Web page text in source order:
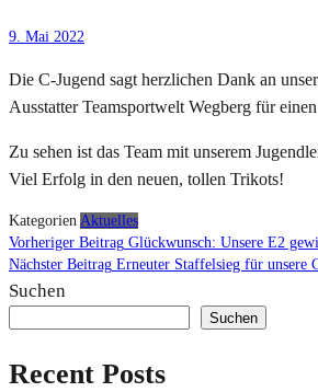
9. Mai 2022
Die C-Jugend sagt herzlichen Dank an
Ausstatter Teamsportwelt Wegberg für
Zu sehen ist das Team mit unserem
Viel Erfolg in den neuen, tollen Trikots!
Kategorien Aktuelles
Beitragsnavigation
Vorheriger Beitrag Glückwunsch: Unsere E2
Nächster Beitrag Erneuter Staffelsieg für unsere
Suchen
Suchen
Recent Posts